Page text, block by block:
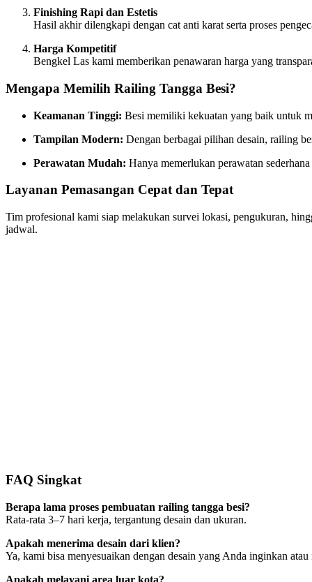
Finishing Rapi dan Estetis
Hasil akhir dilengkapi dengan cat anti karat serta proses
Harga Kompetitif
Bengkel Las kami memberikan penawaran harga yang
Mengapa Memilih Railing Tangga Besi?
Keamanan Tinggi: Besi memiliki kekuatan yang baik untuk
Tampilan Modern: Dengan berbagai pilihan desain, railing
Perawatan Mudah: Hanya memerlukan perawatan
Layanan Pemasangan Cepat dan Tepat
Tim profesional kami siap melakukan survei lokasi, pengukuran,
jadwal.
FAQ Singkat
Berapa lama proses pembuatan railing tangga besi?
Rata-rata 3–7 hari kerja, tergantung desain dan ukuran.
Apakah menerima desain dari klien?
Ya, kami bisa menyesuaikan dengan desain yang Anda inginkan
Apakah melayani area luar kota?